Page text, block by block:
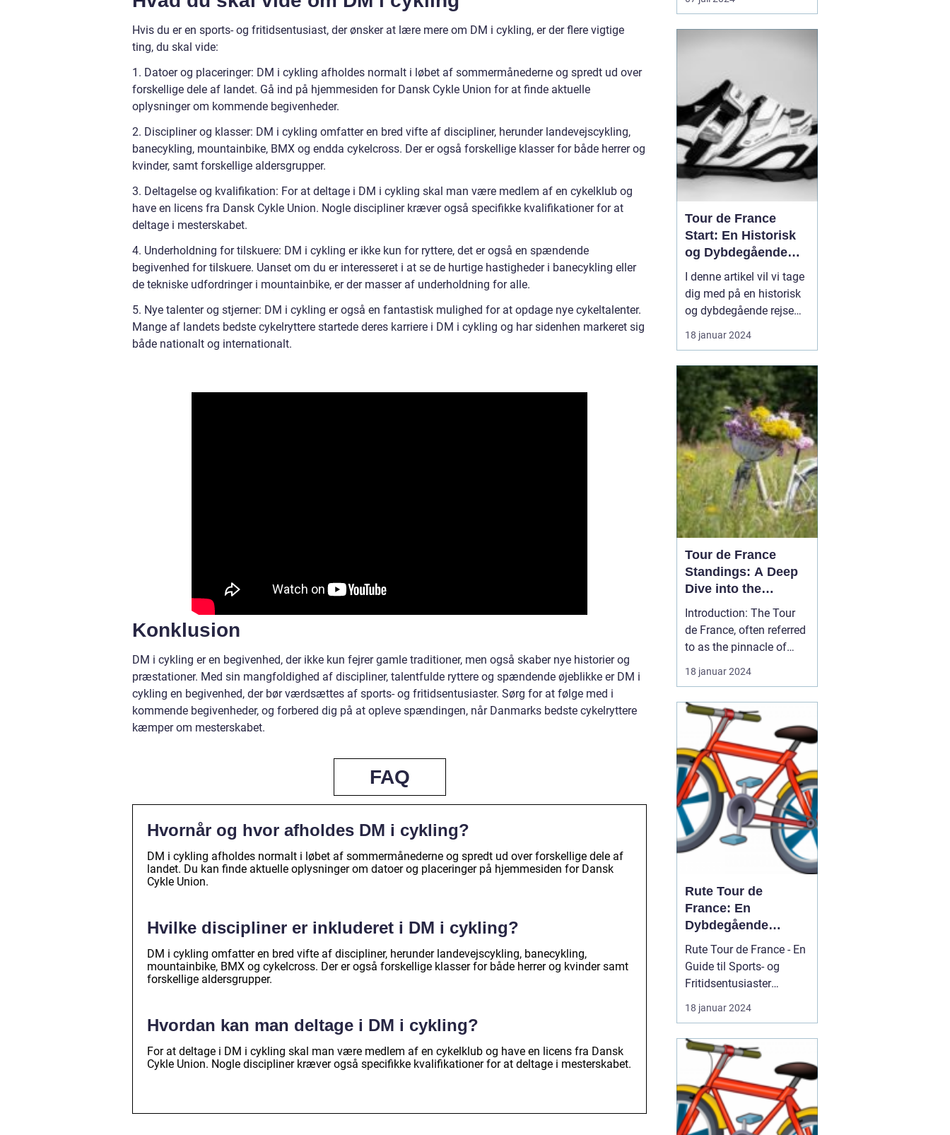
Hvis du er en sports- og fritidsentusiast, der ønsker at lære mere om DM i cykling, er der flere vigtige
ting, du skal vide:
1. Datoer og placeringer: DM i cykling afholdes normalt i løbet af sommermånederne og spredt ud over
forskellige dele af landet. Gå ind på hjemmesiden for Dansk Cykle Union for at finde aktuelle
oplysninger om kommende begivenheder.
2. Discipliner og klasser: DM i cykling omfatter en bred vifte af discipliner, herunder landevejscykling,
banecykling, mountainbike, BMX og endda cykelcross. Der er også forskellige klasser for både herrer og
kvinder, samt forskellige aldersgrupper.
3. Deltagelse og kvalifikation: For at deltage i DM i cykling skal man være medlem af en cykelklub og
have en licens fra Dansk Cykle Union. Nogle discipliner kræver også specifikke kvalifikationer for at
deltage i mesterskabet.
4. Underholdning for tilskuere: DM i cykling er ikke kun for ryttere, det er også en spændende
begivenhed for tilskuere. Uanset om du er interesseret i at se de hurtige hastigheder i banecykling eller
de tekniske udfordringer i mountainbike, er der masser af underholdning for alle.
5. Nye talenter og stjerner: DM i cykling er også en fantastisk mulighed for at opdage nye cykeltalenter.
Mange af landets bedste cykelryttere startede deres karriere i DM i cykling og har sidenhen markeret sig
både nationalt og internationalt.
Konklusion
DM i cykling er en begivenhed, der ikke kun fejrer gamle traditioner, men også skaber nye historier og
præstationer. Med sin mangfoldighed af discipliner, talentfulde ryttere og spændende øjeblikke er DM i
cykling en begivenhed, der bør værdsættes af sports- og fritidsentusiaster. Sørg for at følge med i
kommende begivenheder, og forbered dig på at opleve spændingen, når Danmarks bedste cykelryttere
kæmper om mesterskabet.
FAQ
Hvornår og hvor afholdes DM i cykling?
DM i cykling afholdes normalt i løbet af sommermånederne og spredt ud over forskellige dele af
landet. Du kan finde aktuelle oplysninger om datoer og placeringer på hjemmesiden for Dansk
Cykle Union.
Hvilke discipliner er inkluderet i DM i cykling?
DM i cykling omfatter en bred vifte af discipliner, herunder landevejscykling, banecykling,
mountainbike, BMX og cykelcross. Der er også forskellige klasser for både herrer og kvinder samt
forskellige aldersgrupper.
Hvordan kan man deltage i DM i cykling?
For at deltage i DM i cykling skal man være medlem af en cykelklub og have en licens fra Dansk
Cykle Union. Nogle discipliner kræver også specifikke kvalifikationer for at deltage i mesterskabet.
isen og at kæmpe med
udstyret du vælger,
påvirker ikke kun din
præstation, men også
din sikkerh...
Tour de France
Start: En Historisk
og Dybdegående
Gennemgang
I denne artikel vil vi tage
dig med på en historisk
og dybdegående rejse
gennem udviklingen af
Tour de France Start.
har fascineret sports- og
fritidsentusiaster i årtier,
og vi vil udforske de
vigtigste elementer, du
skal vid...
18 januar 2024
Tour de France
Standings: A Deep
Dive into the
Premier Cycling
Event
Introduction: The Tour
de France, often referred
to as the pinnacle of
professional road
cycling, captivates
outdoor enthusiasts
worldwide. In this article,
we will delve into the
intricacies of Tour de
France standings, provi...
18 januar 2024
Rute Tour de
France: En
Dybdegående
Analyse
Rute Tour de France - En
Guide til Sports- og
Fritidsentusiaster
Introduktion til Rute Tour
de France For sports- og
de France en
begivenhed, der konstant
tiltrækker
opmærksomhed og
fascination. Hvert år
18 januar 2024